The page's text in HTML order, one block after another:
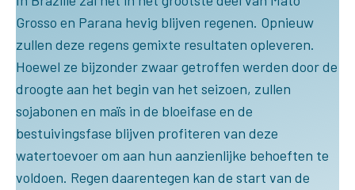
Grosso en Parana hevig blijven regenen. Opnieuw
zullen deze regens gemixte resultaten opleveren.
Hoewel ze bijzonder zwaar getroffen werden door de
droogte aan het begin van het seizoen, zullen
sojabonen en maïs in de bloeifase en de
bestuivingsfase blijven profiteren van deze
watertoevoer om aan hun aanzienlijke behoeften te
voldoen. Regen daarentegen kan de start van de